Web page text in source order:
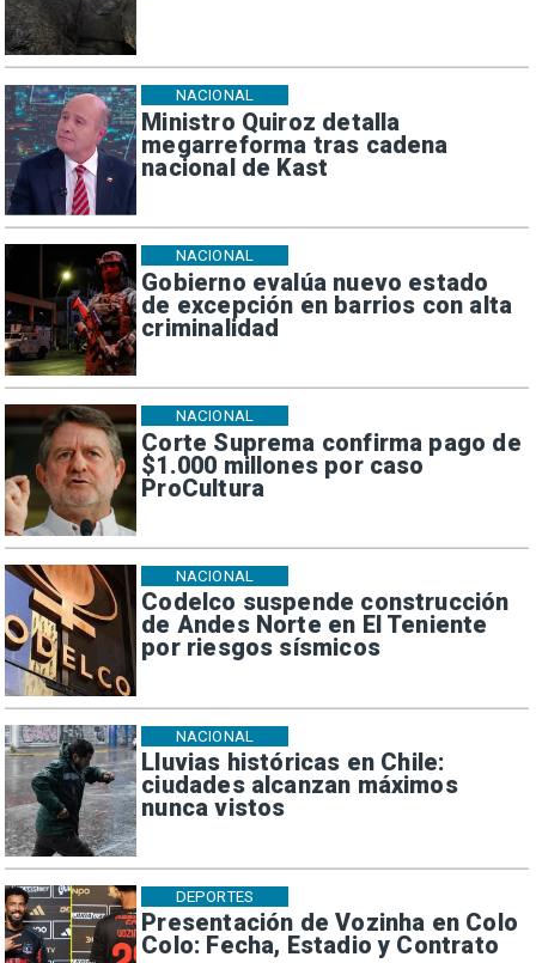
Ministro Quiroz detalla
megarreforma tras cadena
nacional de Kast
NACIONAL
Gobierno evalúa nuevo estado
de excepción en barrios con alta
criminalidad
NACIONAL
Corte Suprema confirma pago de
$1.000 millones por caso
ProCultura
NACIONAL
Codelco suspende construcción
de Andes Norte en El Teniente
por riesgos sísmicos
NACIONAL
Lluvias históricas en Chile:
ciudades alcanzan máximos
nunca vistos
NACIONAL
Presentación de Vozinha en Colo
Colo: Fecha, Estadio y Contrato
DEPORTES